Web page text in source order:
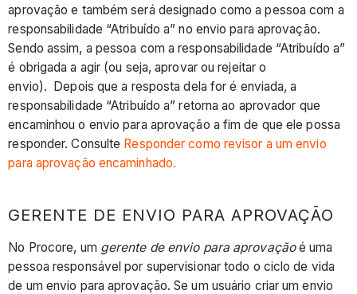
aprovação e também será designado como a pessoa com a
responsabilidade “Atribuído a” no envio para aprovação.
Sendo assim, a pessoa com a responsabilidade “Atribuído a”
é obrigada a agir (ou seja, aprovar ou rejeitar o
envio). Depois que a resposta dela for é enviada, a
responsabilidade “Atribuído a” retorna ao aprovador que
encaminhou o envio para aprovação a fim de que ele possa
responder. Consulte Responder como revisor a um envio
para aprovação encaminhado.
GERENTE DE ENVIO PARA APROVAÇÃO
No Procore, um gerente de envio para aprovaçãoé uma
pessoa responsável por supervisionar todo o ciclo de vida
de um envio para aprovação. Se um usuário criar um envio